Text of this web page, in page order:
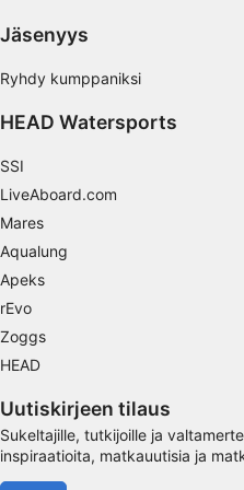
Jäsenyys
Ryhdy kumppaniksi
HEAD Watersports
SSI
LiveAboard.com
Mares
Aqualung
Apeks
rEvo
Zoggs
HEAD
Uutiskirjeen tilaus
Sukeltajille, tutkijoille ja
inspiraatioita, matkauutisia ja
Mainonta